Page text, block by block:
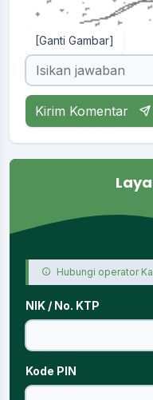
[Ganti Gambar]
Kirim Komentar
Hubungi operator
NIK / No. KTP
Kode PIN